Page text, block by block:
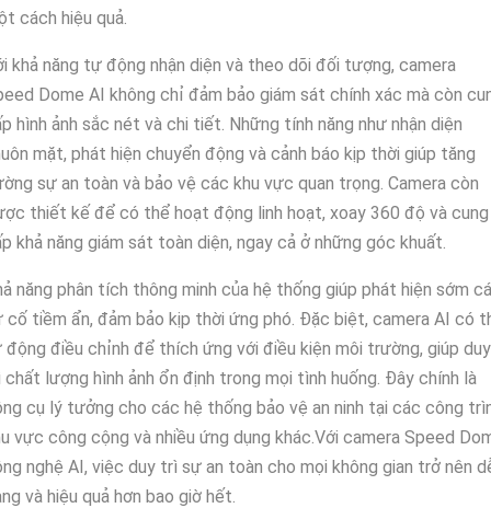
cách hiệu quả.
khả năng tự động nhận diện và theo dõi đối tượng, camera
Dome AI không chỉ đảm bảo giám sát chính xác mà còn
hình ảnh sắc nét và chi tiết. Những tính năng như nhận diện
mặt, phát hiện chuyển động và cảnh báo kịp thời giúp tăng
sự an toàn và bảo vệ các khu vực quan trọng. Camera còn
thiết kế để có thể hoạt động linh hoạt, xoay 360 độ và cung
khả năng giám sát toàn diện, ngay cả ở những góc khuất.
năng phân tích thông minh của hệ thống giúp phát hiện sớm
cố tiềm ẩn, đảm bảo kịp thời ứng phó. Đặc biệt, camera AI có
điều chỉnh để thích ứng với điều kiện môi trường, giúp duy
lượng hình ảnh ổn định trong mọi tình huống. Đây chính là
cụ lý tưởng cho các hệ thống bảo vệ an ninh tại các công
vực công cộng và nhiều ứng dụng khác.Với camera Speed
nghệ AI, việc duy trì sự an toàn cho mọi không gian trở nên
và hiệu quả hơn bao giờ hết.